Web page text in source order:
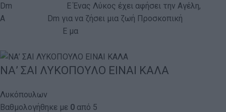
Dm E Ένας Λύκος έχει αφήσει την Αγέλη,
A Dm για να ζήσει μια ζωή Προσκοπική
E μα
ΝΑ’ ΣΑΙ ΛΥΚΟΠΟΥΛΟ ΕΙΝΑΙ ΚΑΛΑ
Λυκόπουλων
Βαθμολογήθηκε με 0 από 5